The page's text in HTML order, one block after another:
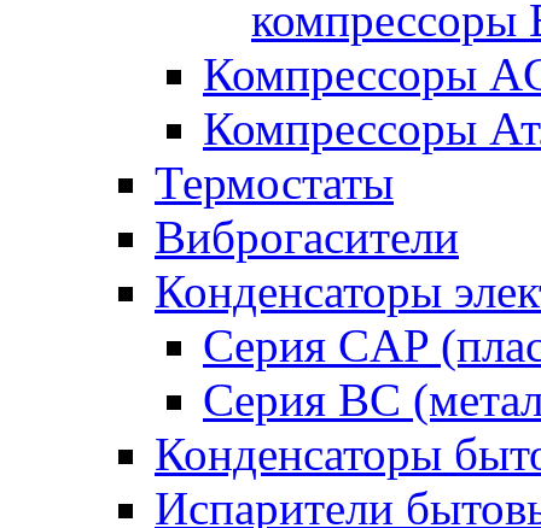
компрессоры
Компрессоры
Компрессоры
Термостаты
Виброгасители
Конденсаторы
Серия CAP
Серия BC
Конденсаторы
Испарители